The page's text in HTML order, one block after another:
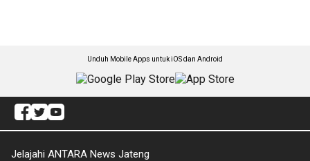
Unduh Mobile Apps untuk iOS dan Android
Jelajahi ANTARA News Jateng